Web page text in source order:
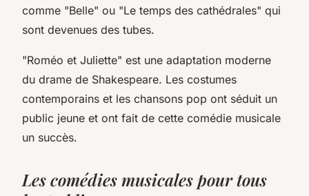
comme "Belle" ou "Le temps des cathédrales" qui
sont devenues des tubes.
"Roméo et Juliette" est une adaptation moderne
du drame de Shakespeare. Les costumes
contemporains et les chansons pop ont séduit un
public jeune et ont fait de cette comédie musicale
un succès.
Les comédies musicales pour tous